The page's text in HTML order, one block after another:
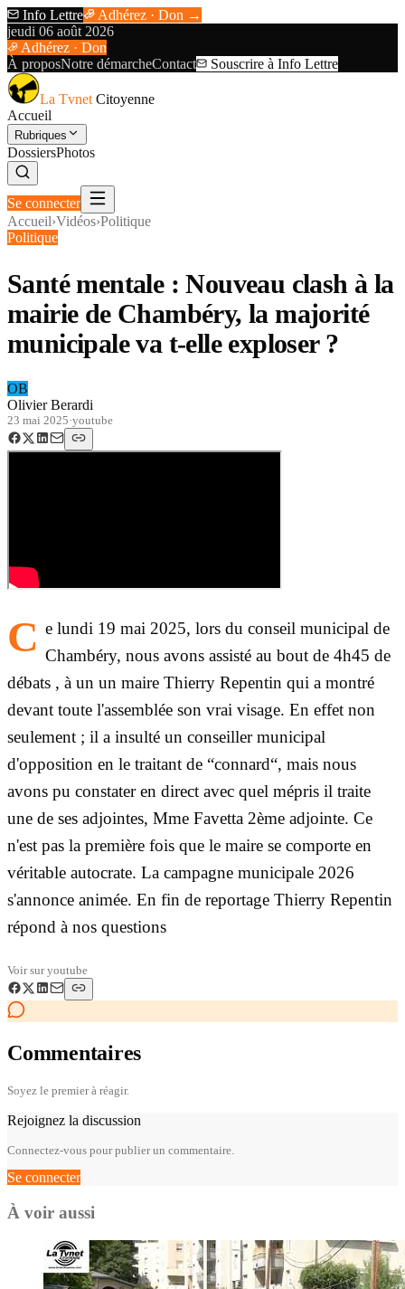
Info Lettre
Adhérez · Don →
jeudi 06 août 2026
Adhérez · Don
À proposNotre démarcheContact Souscrire à Info Lettre
La Tvnet Citoyenne
Accueil
Rubriques
DossiersPhotos
Se connecter
Accueil›Vidéos›Politique
Politique
Santé mentale : Nouveau clash à la
mairie de Chambéry, la majorité
municipale va t-elle exploser ?
OB
Olivier Berardi
23 mai 2025·youtube
C e lundi 19 mai 2025, lors du conseil municipal de
Chambéry, nous avons assisté au bout de 4h45 de
débats , à un un maire Thierry Repentin qui a montré
devant toute l'assemblée son vrai visage. En effet non
seulement ; il a insulté un conseiller municipal
d'opposition en le traitant de “connard“, mais nous
avons pu constater en direct avec quel mépris il traite
une de ses adjointes, Mme Favetta 2ème adjointe. Ce
n'est pas la première fois que le maire se comporte en
véritable autocrate. La campagne municipale 2026
s'annonce animée. En fin de reportage Thierry Repentin
répond à nos questions
Voir suryoutube
Commentaires
Soyez le premier à réagir.
Rejoignez la discussion
Connectez-vous pour publier un commentaire.
Se connecter
À voir aussi